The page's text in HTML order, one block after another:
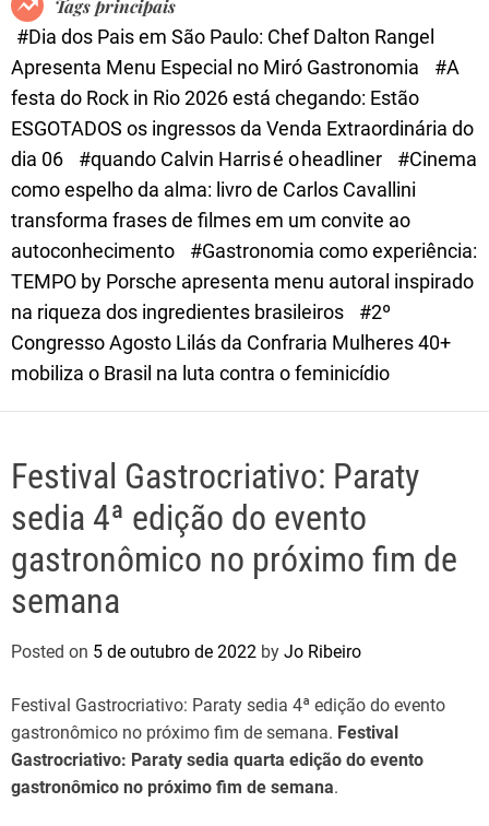
e
Tags principais
#Dia dos Pais em São Paulo: Chef Dalton Rangel
Apresenta Menu Especial no Miró Gastronomia
#A
festa do Rock in Rio 2026 está chegando: Estão
ESGOTADOS os ingressos da Venda Extraordinária do
dia 06
#quando Calvin Harris é o headliner
#Cinema
como espelho da alma: livro de Carlos Cavallini
transforma frases de filmes em um convite ao
autoconhecimento
#Gastronomia como experiência:
TEMPO by Porsche apresenta menu autoral inspirado
na riqueza dos ingredientes brasileiros
#2º
Congresso Agosto Lilás da Confraria Mulheres 40+
mobiliza o Brasil na luta contra o feminicídio
Festival Gastrocriativo: Paraty
sedia 4ª edição do evento
gastronômico no próximo fim de
semana
Posted on 5 de outubro de 2022 by Jo Ribeiro
Festival Gastrocriativo: Paraty sedia 4ª edição do evento
gastronômico no próximo fim de semana. Festival
Gastrocriativo: Paraty sedia quarta edição do evento
gastronômico no próximo fim de semana.